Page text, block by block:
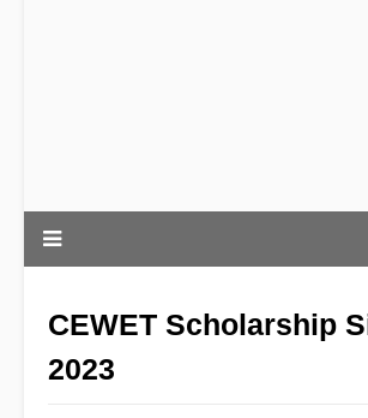
CEWET Scholarship
2023